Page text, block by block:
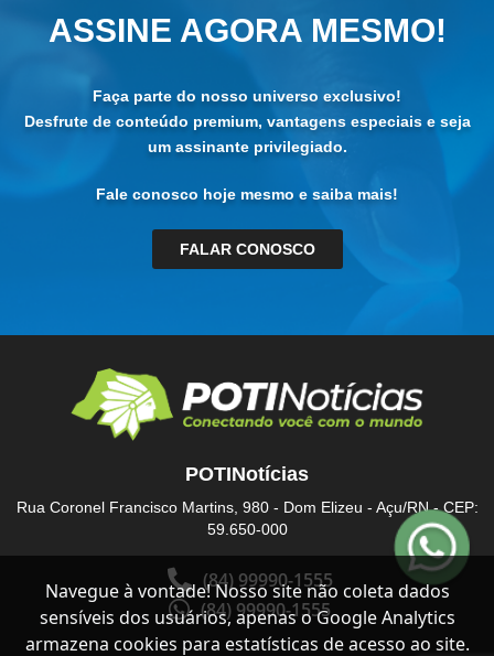
ASSINE AGORA MESMO!
Faça parte do nosso universo exclusivo!
Desfrute de conteúdo premium, vantagens especiais e seja
um assinante privilegiado.
Fale conosco hoje mesmo e saiba mais!
FALAR CONOSCO
POTINotícias
Rua Coronel Francisco Martins, 980 - Dom Elizeu - Açu/RN - CEP:
59.650-000
(84) 99990-1555
(84) 99990-1555
Navegue à vontade! Nosso site não coleta dados
sensíveis dos usuários, apenas o Google Analytics
armazena cookies para estatísticas de acesso ao site.